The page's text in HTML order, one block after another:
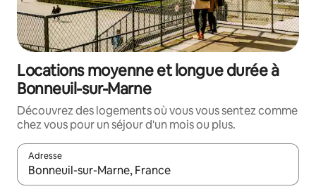
Locations moyenne et longue durée à
Bonneuil-sur-Marne
Découvrez des logements où vous vous sentez comme
chez vous pour un séjour d'un mois ou plus.
Adresse
Lorsque les résultats s'affichent, utilisez les flèches vers le